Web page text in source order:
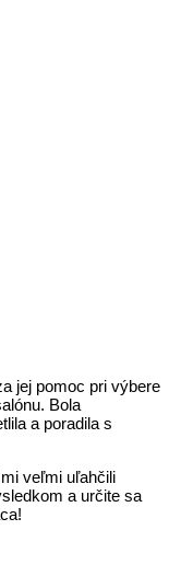
jej pomoc pri výbere
Bola
a poradila s
veľmi uľahčili
a určite sa